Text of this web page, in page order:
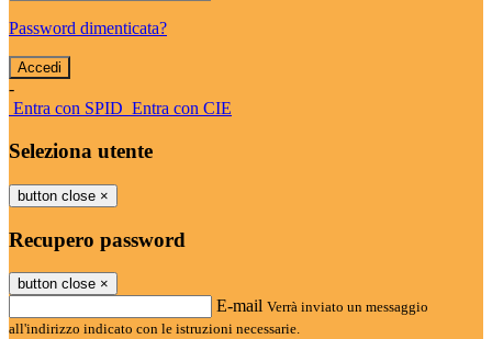
Password dimenticata?
-
Entra con SPID Entra con CIE
Seleziona utente
button close ×
Recupero password
button close ×
E-mail Verrà inviato un messaggio
all'indirizzo indicato con le istruzioni necessarie.